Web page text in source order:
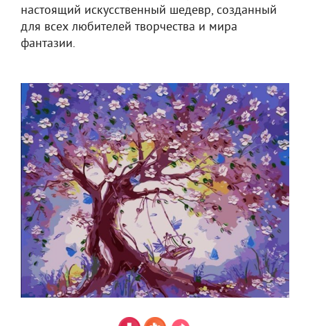
настоящий искусственный шедевр, созданный
для всех любителей творчества и мира
фантазии.